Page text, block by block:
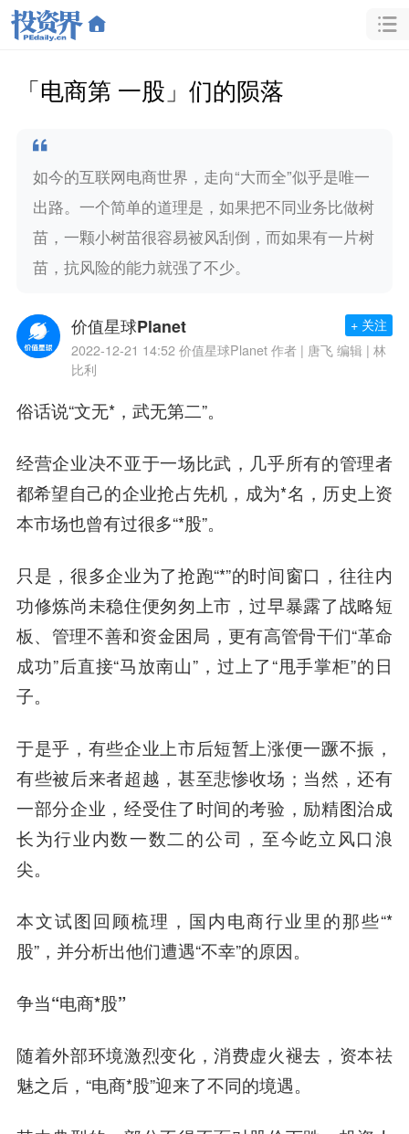
「电商第 一股」们的陨落
如今的互联网电商世界，走向“大而全”似乎是唯一
出路。一个简单的道理是，如果把不同业务比做树
苗，一颗小树苗很容易被风刮倒，而如果有一片树
苗，抗风险的能力就强了不少。
价值星球Planet
2022-12-21 14:52 价值星球Planet 作者 | 唐飞 编辑 | 林
比利
+ 关注
俗话说“文无*，武无第二”。
经营企业决不亚于一场比武，几乎所有的管理者
都希望自己的企业抢占先机，成为*名，历史上资
本市场也曾有过很多“*股”。
只是，很多企业为了抢跑“*”的时间窗口，往往内
功修炼尚未稳住便匆匆上市，过早暴露了战略短
板、管理不善和资金困局，更有高管骨干们“革命
成功”后直接“马放南山”，过上了“甩手掌柜”的日
子。
于是乎，有些企业上市后短暂上涨便一蹶不振，
有些被后来者超越，甚至悲惨收场；当然，还有
一部分企业，经受住了时间的考验，励精图治成
长为行业内数一数二的公司，至今屹立风口浪
尖。
本文试图回顾梳理，国内电商行业里的那些“*
股”，并分析出他们遭遇“不幸”的原因。
争当“电商*股”
随着外部环境激烈变化，消费虚火褪去，资本祛
魅之后，“电商*股”迎来了不同的境遇。